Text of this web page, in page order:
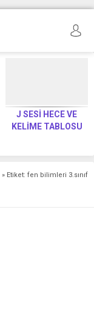
J SESİ HECE VE
KELİME TABLOSU
» Etiket: fen bilimleri 3.sınıf